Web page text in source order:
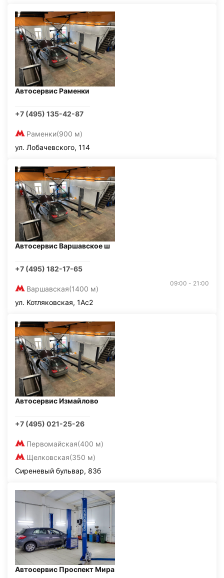
Автосервис Раменки
+7 (495) 135-42-87
Раменки(900 м)
ул. Лобачевского, 114
Автосервис Варшавское ш
+7 (495) 182-17-65
Варшавская(1400 м)
09:00 - 21:00
ул. Котляковская, 1Ас2
Автосервис Измайлово
+7 (495) 021-25-26
Первомайская(400 м)
Щелковская(350 м)
Сиреневый бульвар, 83б
Автосервис Проспект Мира